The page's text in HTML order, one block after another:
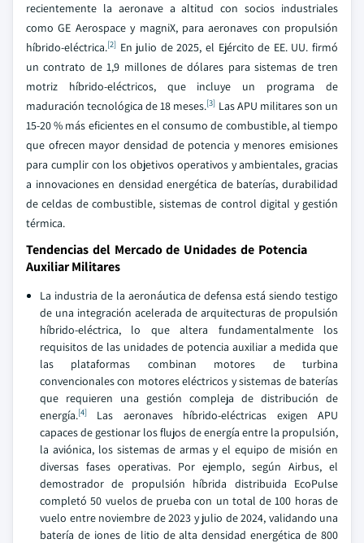
recientemente la aeronave a altitud con socios industriales
como GE Aerospace y magniX, para aeronaves con propulsión
híbrido-eléctrica.[2] En julio de 2025, el Ejército de EE. UU. firmó
un contrato de 1,9 millones de dólares para sistemas de tren
motriz híbrido-eléctricos, que incluye un programa de
maduración tecnológica de 18 meses.[3] Las APU militares son un
15-20 % más eficientes en el consumo de combustible, al tiempo
que ofrecen mayor densidad de potencia y menores emisiones
para cumplir con los objetivos operativos y ambientales, gracias
a innovaciones en densidad energética de baterías, durabilidad
de celdas de combustible, sistemas de control digital y gestión
térmica.
Tendencias del Mercado de Unidades de Potencia
Auxiliar Militares
La industria de la aeronáutica de defensa está siendo testigo
de una integración acelerada de arquitecturas de propulsión
híbrido-eléctrica, lo que altera fundamentalmente los
requisitos de las unidades de potencia auxiliar a medida que
las plataformas combinan motores de turbina
convencionales con motores eléctricos y sistemas de baterías
que requieren una gestión compleja de distribución de
energía.[4]
Las aeronaves híbrido-eléctricas exigen APU
capaces de gestionar los flujos de energía entre la propulsión,
la aviónica, los sistemas de armas y el equipo de misión en
diversas fases operativas. Por ejemplo, según Airbus, el
demostrador de propulsión híbrida distribuida EcoPulse
completó 50 vuelos de prueba con un total de 100 horas de
vuelo entre noviembre de 2023 y julio de 2024, validando una
batería de iones de litio de alta densidad energética de 800